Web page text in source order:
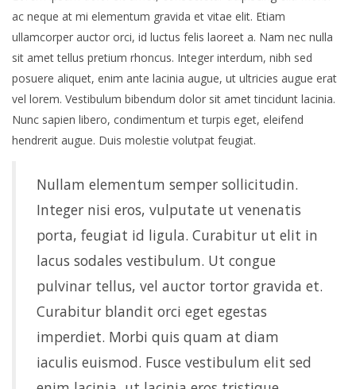
ac neque at mi elementum gravida et vitae elit. Etiam
ullamcorper auctor orci, id luctus felis laoreet a. Nam nec nulla
sit amet tellus pretium rhoncus. Integer interdum, nibh sed
posuere aliquet, enim ante lacinia augue, ut ultricies augue erat
vel lorem. Vestibulum bibendum dolor sit amet tincidunt lacinia.
Nunc sapien libero, condimentum et turpis eget, eleifend
hendrerit augue. Duis molestie volutpat feugiat.
Nullam elementum semper sollicitudin.
Integer nisi eros, vulputate ut venenatis
porta, feugiat id ligula. Curabitur ut elit in
lacus sodales vestibulum. Ut congue
pulvinar tellus, vel auctor tortor gravida et.
Curabitur blandit orci eget egestas
imperdiet. Morbi quis quam at diam
iaculis euismod. Fusce vestibulum elit sed